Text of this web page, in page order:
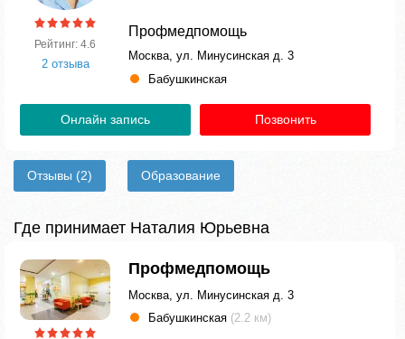
Рейтинг: 4.6
2 отзыва
Профмедпомощь
Москва, ул. Минусинская д. 3
Бабушкинская
Онлайн запись Позвонить
Отзывы (2) Образование
Где принимает Наталия Юрьевна
Профмедпомощь
Москва, ул. Минусинская д. 3
Бабушкинская (2.2 км)